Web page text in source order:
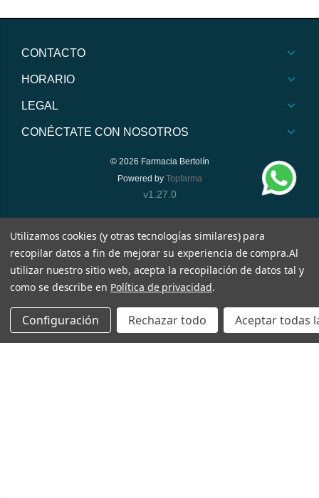
CONTACTO
HORARIO
LEGAL
CONÉCTATE CON NOSOTROS
© 2026 Farmacia Bertolín
Powered by Topfarma
v1.27.0
Utilizamos cookies (y otras tecnologías similares) para
recopilar datos a fin de mejorar su experiencia de compra.Al
utilizar nuestro sitio web, acepta la recopilación de datos tal y
como se describe en Política de privacidad.
Configuración Rechazar todo Aceptar todas